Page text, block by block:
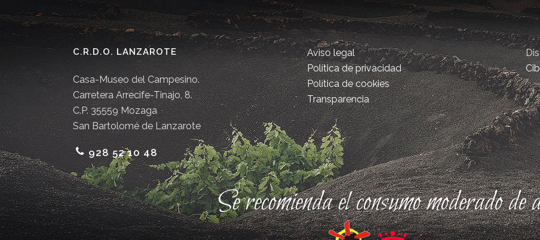
C.R.D.O. LANZAROTE
Casa-Museo del Campesino.
Carretera Arrecife-Tinajo, 8.
C.P. 35559 Mozaga
San Bartolomé de Lanzarote
928 52 10 48
Aviso legal
Política de privacidad
Política de cookies
Transparencia
Se recomienda el consumo moderado de